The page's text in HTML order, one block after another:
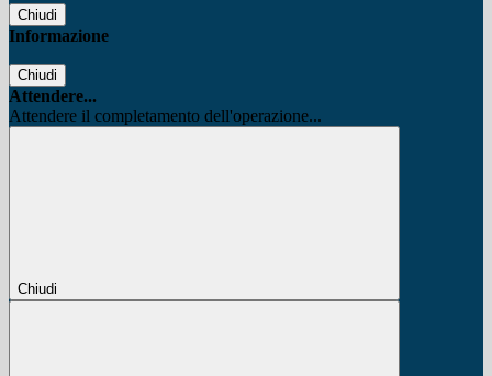
Chiudi
Informazione
Chiudi
Attendere...
Attendere il completamento dell'operazione...
Chiudi